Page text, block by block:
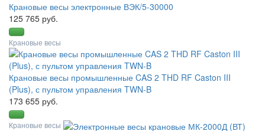
Крановые весы электронные ВЭК/5-30000
125 765 руб.
Крановые весы
Крановые весы промышленные CAS 2 THD RF Caston III
(Plus), с пультом управления TWN-B
173 655 руб.
Крановые весы